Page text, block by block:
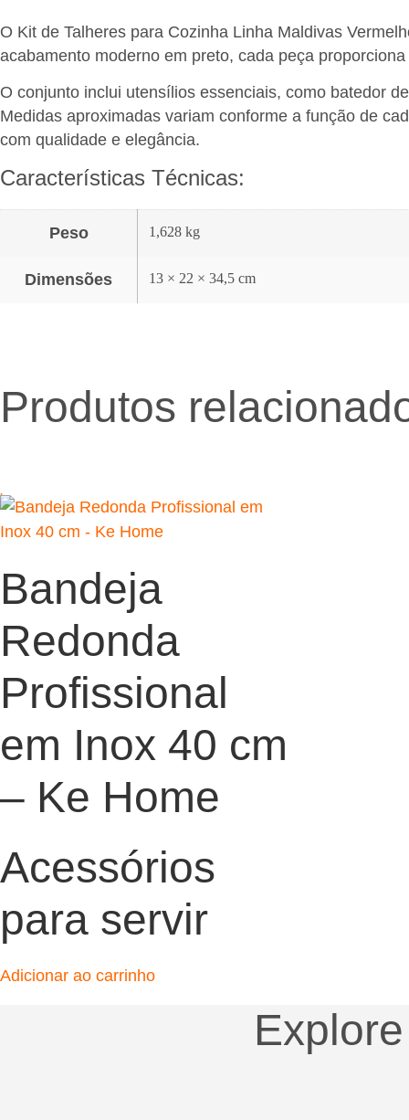
O Kit de Talheres para Cozinha Linha Maldivas
acabamento moderno em preto, cada peça
O conjunto inclui utensílios essenciais, como batedor
Medidas aproximadas variam conforme a função de
com qualidade e elegância.
Características Técnicas:
Peso 1,628 kg
Dimensões 13 × 22 × 34,5 cm
Produtos
Bandeja
Redonda
Profissional
em Inox 40 cm
– Ke Home
Acessórios
para servir
Adicionar ao carrinho